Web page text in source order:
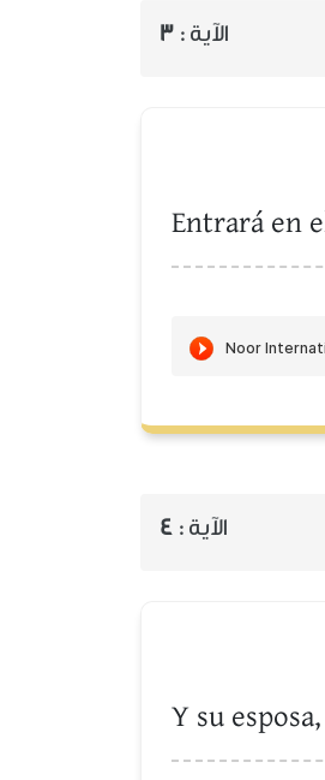
الآية : 3
Entrará en
الآية : 4
Y su